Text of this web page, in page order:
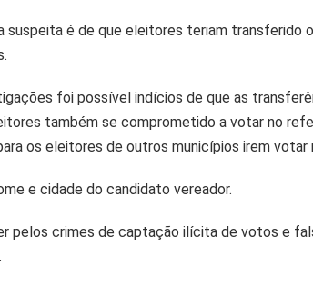
suspeita é de que eleitores teriam
foi possível indícios de que as
também se comprometido a votar no
os eleitores de outros municípios irem votar
e cidade do candidato vereador.
pelos crimes de captação ilícita de votos e